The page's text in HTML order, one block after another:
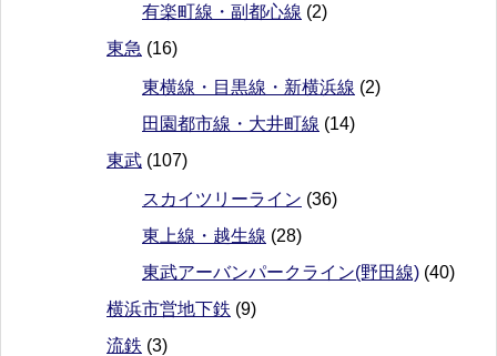
有楽町線・副都心線 (2)
東急 (16)
東横線・目黒線・新横浜線 (2)
田園都市線・大井町線 (14)
東武 (107)
スカイツリーライン (36)
東上線・越生線 (28)
東武アーバンパークライン(野田線) (40)
横浜市営地下鉄 (9)
流鉄 (3)